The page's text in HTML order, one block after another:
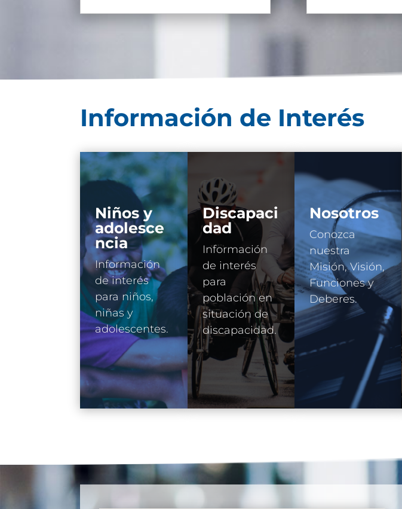
Información de Interés
Niños y
adolesce
ncia
Información
de interés
para niños,
niñas y
adolescentes.
Discapaci
dad
Información
de interés
para
población en
situación de
discapacidad.
Nosotros
Conozca
nuestra
Misión, Visión,
Funciones y
Deberes.